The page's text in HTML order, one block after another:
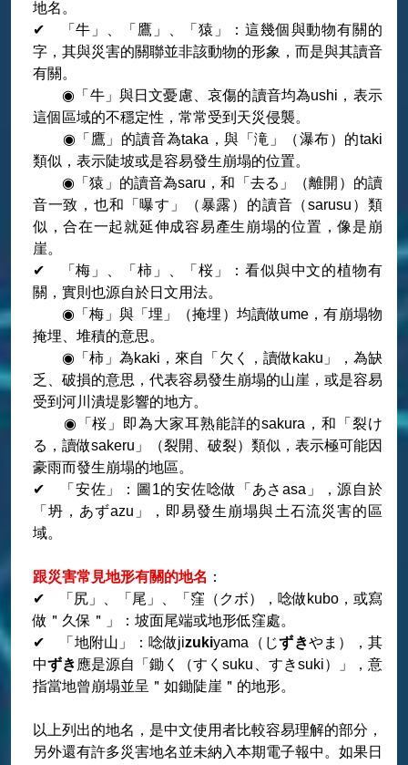
地名。
✔ 「牛」、「鷹」、「猿」：這幾個與動物有關的
字，其與災害的關聯並非該動物的形象，而是與其讀音
有關。
◉「牛」與日文憂慮、哀傷的讀音均為ushi，表示
這個區域的不穩定性，常常受到天災侵襲。
◉「鷹」的讀音為taka，與「滝」（瀑布）的taki
類似，表示陡坡或是容易發生崩塌的位置。
◉「猿」的讀音為saru，和「去る」（離開）的讀
音一致，也和「曝す」（暴露）的讀音（sarusu）類
似，合在一起就延伸成容易產生崩塌的位置，像是崩
崖。
✔ 「梅」、「柿」、「桜」：看似與中文的植物有
關，實則也源自於日文用法。
◉「梅」與「埋」（掩埋）均讀做ume，有崩塌物
掩埋、堆積的意思。
◉「柿」為kaki，來自「欠く，讀做kaku」，為缺
乏、破損的意思，代表容易發生崩塌的山崖，或是容易
受到河川潰堤影響的地方。
◉「桜」即為大家耳熟能詳的sakura，和「裂け
る，讀做sakeru」（裂開、破裂）類似，表示極可能因
豪雨而發生崩塌的地區。
✔ 「安佐」：圖1的安佐唸做「あさasa」，源自於
「坍，あずazu」，即易發生崩塌與土石流災害的區
域。
跟災害常見地形有關的地名 ：
✔ 「尻」、「尾」、「窪（クボ），唸做kubo，或寫
做＂久保＂」：坡面尾端或地形低窪處。
✔ 「地附山」：唸做jizukiyama（じずきやま），其
中ずき 應是源自「鋤く（すくsuku、すきsuki）」，意
指當地曾崩塌並呈＂如鋤陡崖＂的地形。
以上列出的地名，是中文使用者比較容易理解的部分，
另外還有許多災害地名並未納入本期電子報中。如果日